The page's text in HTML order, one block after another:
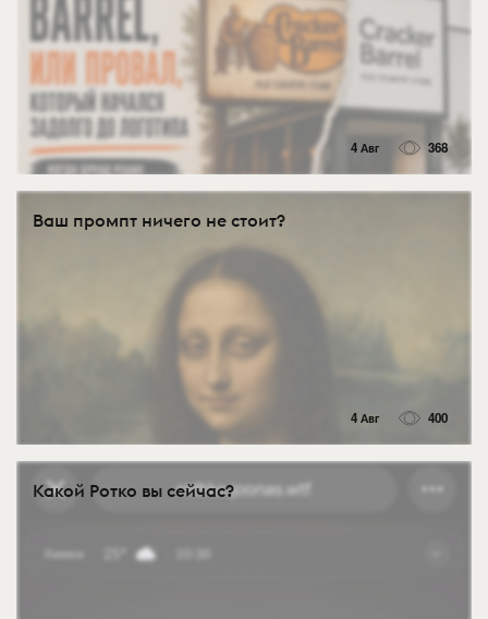
4 Авг 368
Ваш промпт ничего не стоит?
4 Авг 400
Какой Ротко вы сейчас?